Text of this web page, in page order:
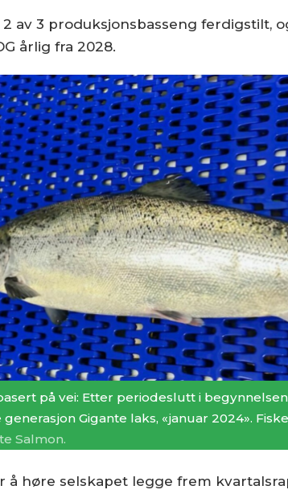
av 3 produksjons­basseng ferdigstilt,
årlig fra 2028.
på vei: Etter periodeslutt i
Gigante laks, «januar 2024».
Salmon.
å høre selskapet legge frem